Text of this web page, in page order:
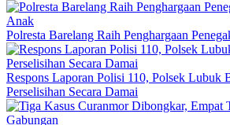
Polresta Barelang Raih Penghargaan
Respons Laporan Polisi 110, Polsek Lubuk
Perselisihan Secara Damai